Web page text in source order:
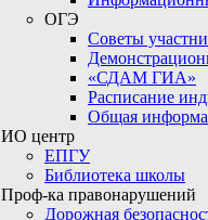
ОГЭ
Советы
«СДАМ ГИА»
Расписание
Общая
ИО центр
ЕПГУ
Библиотека школы
Проф-ка правонарушений
Дорожная